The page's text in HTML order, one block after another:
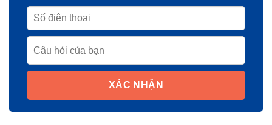
XÁC NHẬN